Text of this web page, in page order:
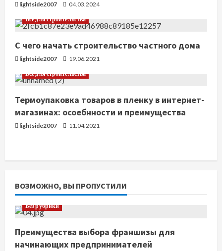
е
н
и
е
lightside2007
04.03.2024
Все для строительства
С чего начать строительство частного дома
lightside2007
19.06.2021
Все для строительства
Термоупаковка товаров в пленку в интернет-
магазинах: осоебнности и преимущества
lightside2007 11.04.2021
ВОЗМОЖНО, ВЫ ПРОПУСТИЛИ
Без рубрики
Преимущества выбора франшизы для
начинающих предпринимателей